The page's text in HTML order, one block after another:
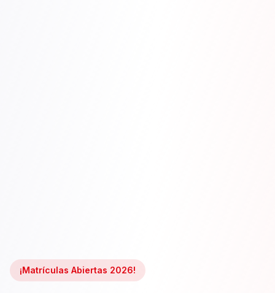
¡Matrículas Abiertas 2026!